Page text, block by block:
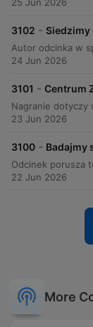
3102 - Siedzimy
24 Jun 2026
3101 - Centrum
23 Jun 2026
3100 - Badajmy
22 Jun 2026
More